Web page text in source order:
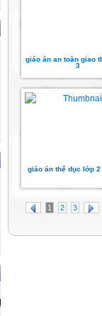
giáo án an toàn giao
3
giáo án thể dục lớp 2
1 2 3